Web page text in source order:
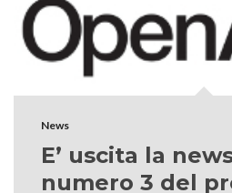
News
E’ uscita la
numero 3 del